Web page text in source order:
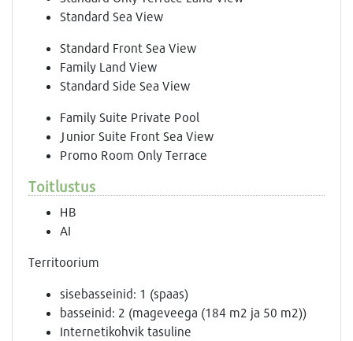
Standard Sea View
Standard Front Sea View
Family Land View
Standard Side Sea View
Family Suite Private Pool
Junior Suite Front Sea View
Promo Room Only Terrace
Toitlustus
HB
AI
Territoorium
sisebasseinid: 1 (spaas)
basseinid: 2 (mageveega (184 m2 ja 50 m2))
Internetikohvik tasuline